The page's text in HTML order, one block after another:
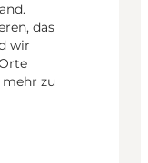
das
wir
zu